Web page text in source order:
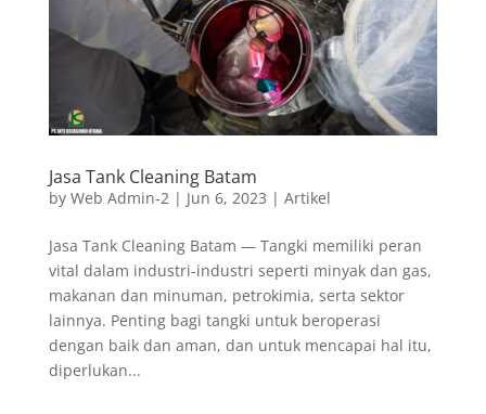
Jasa Tank Cleaning Batam
by Web Admin-2| Jun 6, 2023 | Artikel
Jasa Tank Cleaning Batam — Tangki memiliki peran
vital dalam industri-industri seperti minyak dan gas,
makanan dan minuman, petrokimia, serta sektor
lainnya. Penting bagi tangki untuk beroperasi
dengan baik dan aman, dan untuk mencapai hal itu,
diperlukan...